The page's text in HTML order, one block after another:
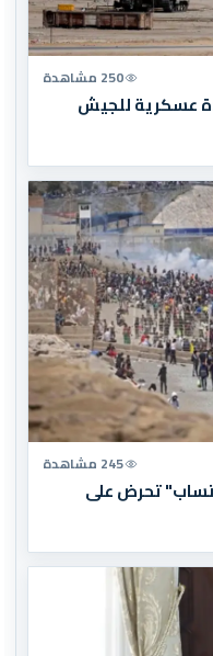
250 مشاهدة
عسكرية للجيش
245 مشاهدة
تحرض على